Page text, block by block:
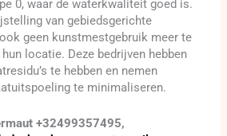
0, waar de waterkwaliteit goed is.
van gebiedsgerichte
geen kunstmestgebruik meer te
locatie. Deze bedrijven hebben
te hebben en nemen
te minimaliseren.
+32499357495,